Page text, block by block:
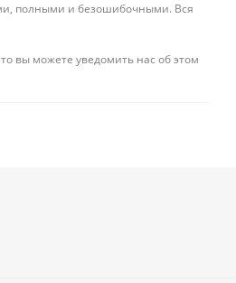
полными и безошибочными. Вся
вы можете уведомить нас об этом